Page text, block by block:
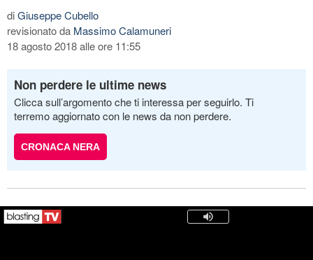
diGiuseppe Cubello
revisionato da Massimo Calamuneri
18 agosto 2018 alle ore 11:55
Non perdere le ultime news
Clicca sull’argomento che ti interessa per seguirlo. Ti
terremo aggiornato con le news da non perdere.
CRONACA NERA